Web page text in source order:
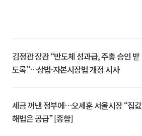
김정관 장관 “반도체 성과급, 주총 승인 받
도록”…상법·자본시장법 개정 시사
세금 꺼낸 정부에…오세훈 서울시장 “집값
해법은 공급” [종합]